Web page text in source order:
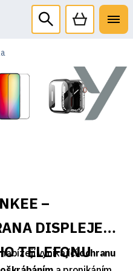
–
DISPLEJE
TELEFONU
nabízejí vynikajícíochranu